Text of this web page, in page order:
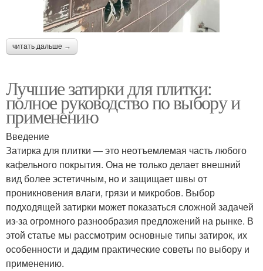
читать дальше →
Лучшие затирки для плитки:
полное руководство по выбору и
применению
Введение
Затирка для плитки — это неотъемлемая часть любого
кафельного покрытия. Она не только делает внешний
вид более эстетичным, но и защищает швы от
проникновения влаги, грязи и микробов. Выбор
подходящей затирки может показаться сложной задачей
из-за огромного разнообразия предложений на рынке. В
этой статье мы рассмотрим основные типы затирок, их
особенности и дадим практические советы по выбору и
применению.